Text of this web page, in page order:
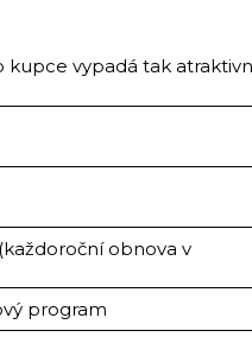
vypadá tak
obnova v
program